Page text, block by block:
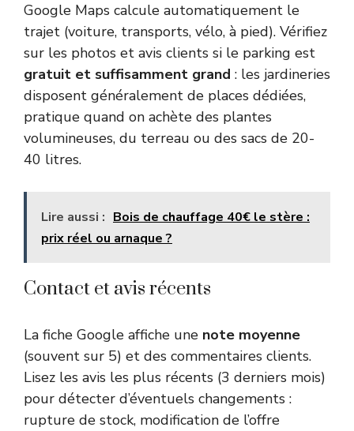
Google Maps calcule automatiquement le
trajet (voiture, transports, vélo, à pied). Vérifiez
sur les photos et avis clients si le parking est
gratuit et suffisamment grand : les jardineries
disposent généralement de places dédiées,
pratique quand on achète des plantes
volumineuses, du terreau ou des sacs de 20-
40 litres.
Lire aussi : Bois de chauffage 40€ le stère :
prix réel ou arnaque ?
Contact et avis récents
La fiche Google affiche une note moyenne
(souvent sur 5) et des commentaires clients.
Lisez les avis les plus récents (3 derniers mois)
pour détecter d’éventuels changements :
rupture de stock, modification de l’offre